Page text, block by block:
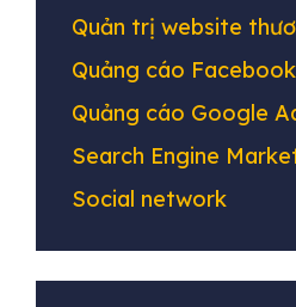
Quản trị website
Quảng cáo Facebook
Quảng cáo Google
Search Engine
Social network